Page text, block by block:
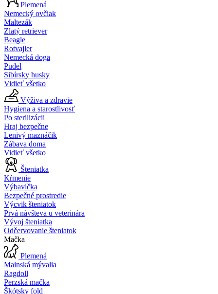
Plemená
Nemecký ovčiak
Maltezák
Zlatý retriever
Beagle
Rotvajler
Nemecká doga
Pudel
Sibírsky husky
Vidieť všetko
Výživa a zdravie
Hygiena a starostlivosť
Po sterilizácii
Hraj bezpečne
Lenivý maznáčik
Zábava doma
Vidieť všetko
Šteniatka
Kŕmenie
Výbavička
Bezpečné prostredie
Výcvik šteniatok
Prvá návšteva u veterinára
Vývoj šteniatka
Odčervovanie šteniatok
Mačka
Plemená
Mainská mývalia
Ragdoll
Perzská mačka
Škótsky fold